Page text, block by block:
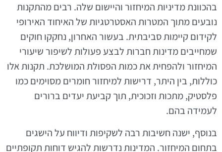
בהכוונת מדיניות המיחזור והיישום שלה. רבים מהתקנות
נובעים מתוך המטרות האסטרטגיות של האיחוד האירופי
לקידום קיימות סביבתית. בעשור האחרון, נחקקו חוקים
שמחייבים מדינות חברות לבצע פעולות לשיפור שיעורי
המיחזור ולהפחית את כמות הפסולת המושלכת. תקנות אלו
כוללות, בין היתר, דרישות למיחזור חומרים מסוימים כמו
פלסטיק, מתכות וזכוכית, תוך קביעת יעדים ברורים
לעמידה בהם.
בנוסף, ישנה חשיבות רבה לשקיפות ודיווח על הישגים
בתחום המיחזור. המדינות נדרשות להגיש דוחות תקופתיים